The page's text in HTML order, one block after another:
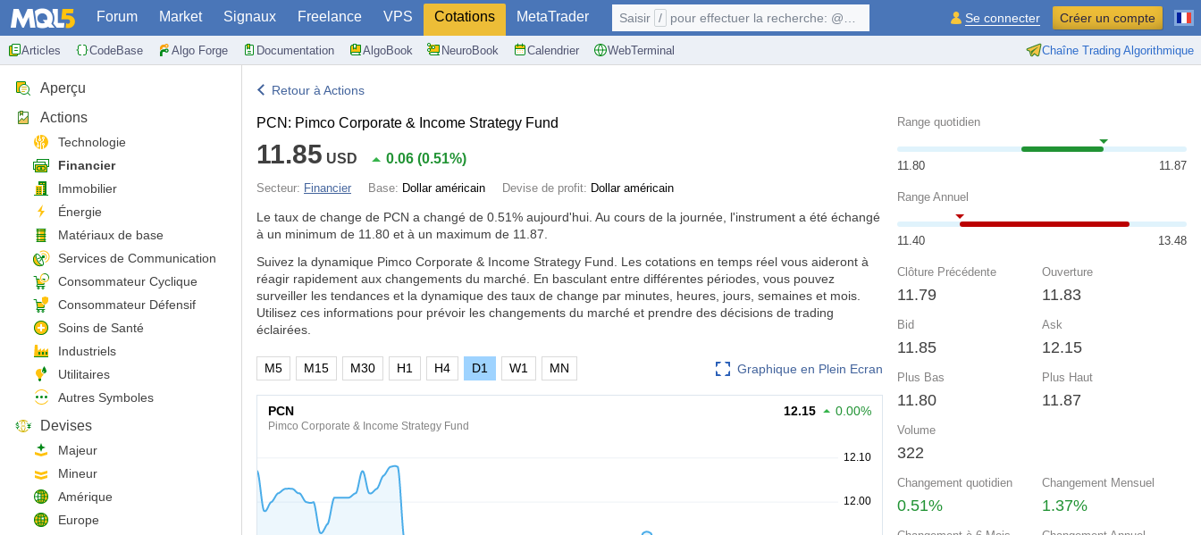
Forum Market Signaux Freelance VPS Cotations MetaTrader
Articles CodeBase Algo Forge Documentation AlgoBook NeuroBook Calendrier WebTerminal Chaîne Trading Algorithmique
Saisir / pour effectuer la recherche: @user, $symbol, ... Se connecter Créer un compte
Aperçu
Actions
Technologie
Financier
Immobilier
Énergie
Matériaux de base
Services de Communication
Consommateur Cyclique
Consommateur Défensif
Soins de Santé
Industriels
Utilitaires
Autres Symboles
Devises
Majeur
Mineur
Amérique
Europe
Retour à Actions
PCN: Pimco Corporate & Income Strategy Fund
11.85 USD 0.06 (0.51%)
Secteur: Financier Base: Dollar américain Devise de profit: Dollar américain
Le taux de change de PCN a changé de 0.51% aujourd'hui. Au cours de la journée, l'instrument a été échangé
à un minimum de 11.80 et à un maximum de 11.87.
Suivez la dynamique Pimco Corporate & Income Strategy Fund. Les cotations en temps réel vous aideront à
réagir rapidement aux changements du marché. En basculant entre différentes périodes, vous pouvez
surveiller les tendances et la dynamique des taux de change par minutes, heures, jours, semaines et mois.
Utilisez ces informations pour prévoir les changements du marché et prendre des décisions de trading
éclairées.
Graphique en Plein Ecran
M5 M15 M30 H1 H4 D1 W1 MN
PCN
Pimco Corporate & Income Strategy Fund
12.15 0.00%
Range quotidien
11.80 11.87
Range Annuel
11.40 13.48
Clôture Précédente
11.79
Ouverture
11.83
Bid
11.85
Ask
12.15
Plus Bas
11.80
Plus Haut
11.87
Volume
322
Changement quotidien
0.51%
Changement Mensuel
1.37%